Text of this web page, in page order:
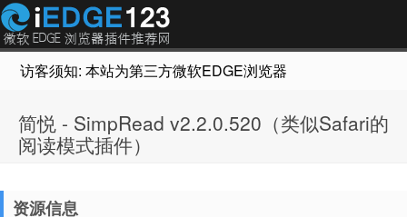
访客须知: 本站为第三方微软EDGE浏览器插件推荐网站，
简悦 - SimpRead v2.2.0.520（类似Safari的
阅读模式插件）
资源信息